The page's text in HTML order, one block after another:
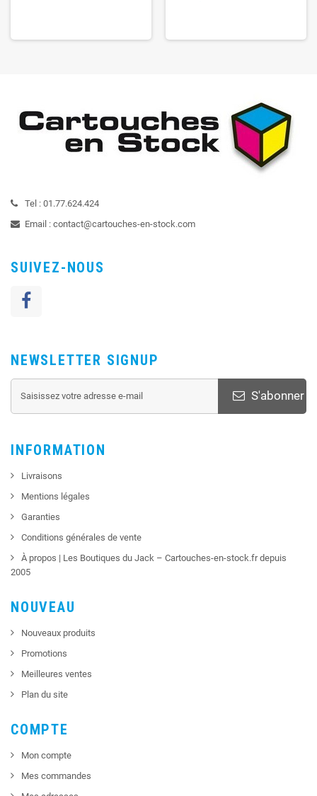
Tel : 01.77.624.424
Email : contact@cartouches-en-stock.com
SUIVEZ-NOUS
NEWSLETTER SIGNUP
S'abonner
INFORMATION
Livraisons
Mentions légales
Garanties
Conditions générales de vente
À propos | Les Boutiques du Jack – Cartouches-en-stock.fr depuis
2005
NOUVEAU
Nouveaux produits
Promotions
Meilleures ventes
Plan du site
COMPTE
Mon compte
Mes commandes